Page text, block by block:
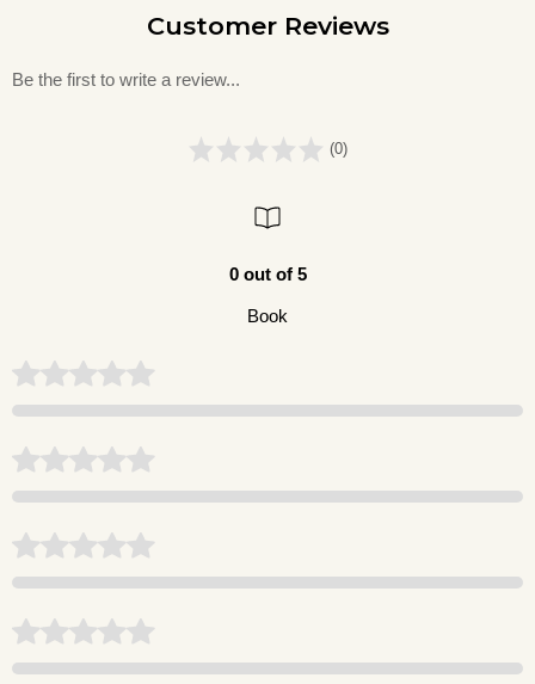
Customer Reviews
Be the first to write a review...
(0)
0 out of 5
Book